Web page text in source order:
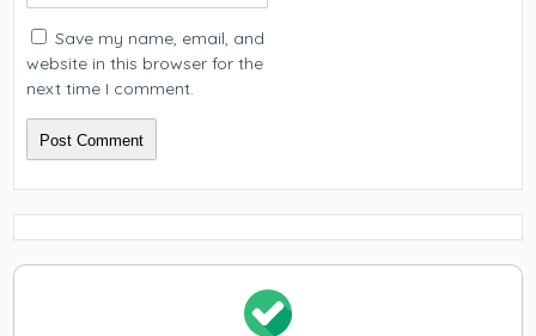
Save my name, email, and
website in this browser for the
next time I comment.